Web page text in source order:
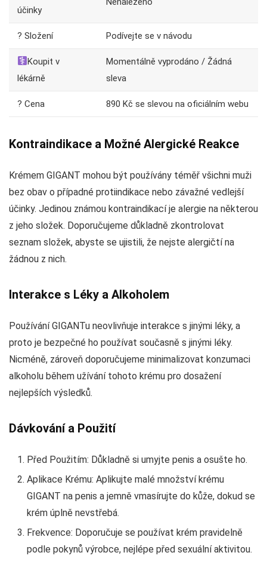
účinky
? Složení Podívejte se v návodu
Koupit v
lékárně
Momentálně vyprodáno / Žádná
sleva
? Cena 890 Kč se slevou na oficiálním webu
Kontraindikace a Možné Alergické Reakce
Krémem GIGANT mohou být používány téměř všichni muži
bez obav o případné protiindikace nebo závažné vedlejší
účinky. Jedinou známou kontraindikací je alergie na některou
z jeho složek. Doporučujeme důkladně zkontrolovat
seznam složek, abyste se ujistili, že nejste alergičtí na
žádnou z nich.
Interakce s Léky a Alkoholem
Používání GIGANTu neovlivňuje interakce s jinými léky, a
proto je bezpečné ho používat současně s jinými léky.
Nicméně, zároveň doporučujeme minimalizovat konzumaci
alkoholu během užívání tohoto krému pro dosažení
nejlepších výsledků.
Dávkování a Použití
Před Použitím: Důkladně si umyjte penis a osušte ho.
Aplikace Krému: Aplikujte malé množství krému
GIGANT na penis a jemně vmasírujte do kůže, dokud se
krém úplně nevstřebá.
Frekvence: Doporučuje se používat krém pravidelně
podle pokynů výrobce, nejlépe před sexuální aktivitou.